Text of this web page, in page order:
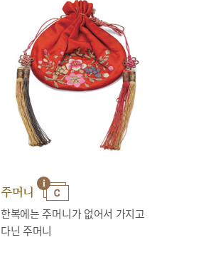
주머니
한복에는 주머니가 없어서 가지고
다닌 주머니